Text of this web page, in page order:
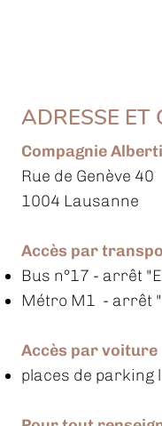
ADRESSE ET
Compagnie
Rue de Genève 40
1004 Lausanne
Accès par
Bus n°17 - arrêt
Métro M1 - arrêt
Accès par voiture
places de parking